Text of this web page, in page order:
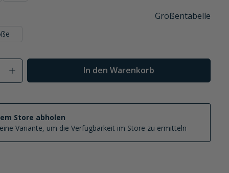
Größentabelle
Gib den gewünschten Wert ein
In den Warenkorb
Store abholen
Variante, um die Verfügbarkeit im Store zu ermitteln